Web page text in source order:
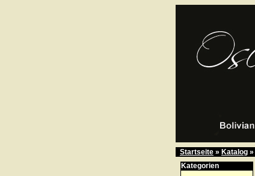
Startseite » Katalog »
Kategorien